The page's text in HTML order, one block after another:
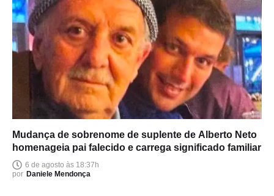
Mudança de sobrenome de suplente de Alberto Neto
homenageia pai falecido e carrega significado familiar
6 de agosto às 18:37h
por Daniele Mendonça